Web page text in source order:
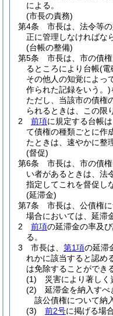
による。
(市長の責務)
第4条
市長は、法令等
正に管理しなければな
(台帳の整備)
第5条
市長は、市の債
るところにより台帳(電
その他人の知覚によっ
作られた記録をいう。)
ただし、当該市の債権
られるときは、この限
2
前項に規定する台帳
て債権の種類ごとに作
たときは、速やかに整
(督促)
第6条
市長は、市の債
い者があるときは、法
指定してこれを督促し
(延滞金)
第7条
市長は、公債権
場合においては、延滞
2
前項の延滞金の率及
る。
3
市長は、 第1項の延滞
れかに該当すると認め
は免除することができ
(1)
災害により著し
(2)
延滞金を納入すべ
該公債権について納
(3)
前2号に掲げる場